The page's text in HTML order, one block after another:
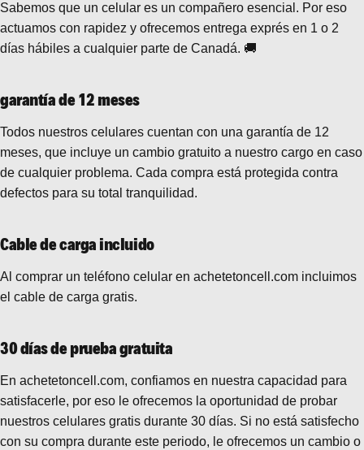
Sabemos que un celular es un compañero esencial. Por eso
actuamos con rapidez y ofrecemos entrega exprés en 1 o 2
días hábiles a cualquier parte de Canadá. 🚚
garantía de 12 meses
Todos nuestros celulares cuentan con una garantía de 12
meses, que incluye un cambio gratuito a nuestro cargo en caso
de cualquier problema. Cada compra está protegida contra
defectos para su total tranquilidad.
Cable de carga incluido
Al comprar un teléfono celular en achetetoncell.com incluimos
el cable de carga gratis.
30 días de prueba gratuita
En achetetoncell.com, confiamos en nuestra capacidad para
satisfacerle, por eso le ofrecemos la oportunidad de probar
nuestros celulares gratis durante 30 días. Si no está satisfecho
con su compra durante este periodo, le ofrecemos un cambio o